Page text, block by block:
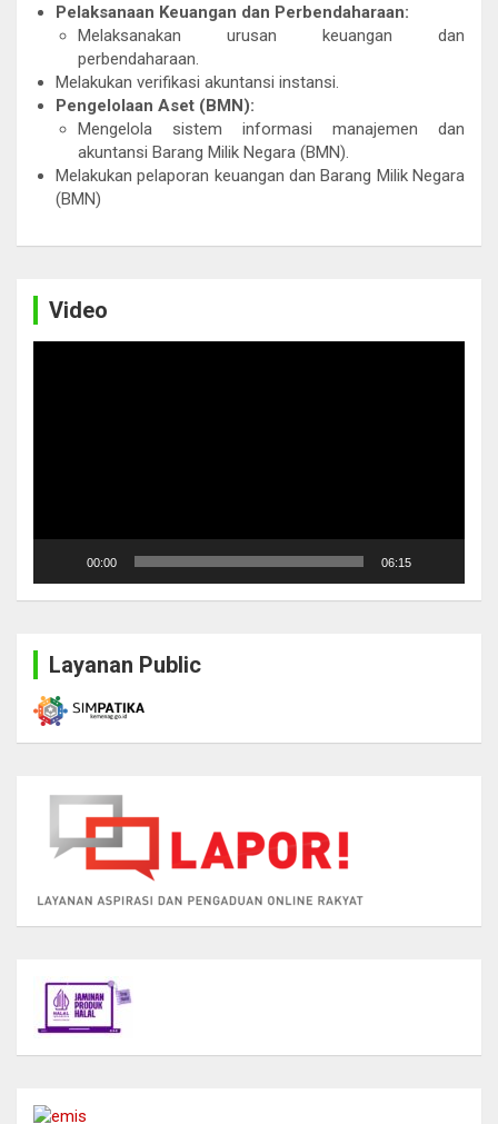
Pelaksanaan Keuangan dan Perbendaharaan:
Melaksanakan urusan keuangan dan
perbendaharaan.
Melakukan verifikasi akuntansi instansi.
Pengelolaan Aset (BMN):
Mengelola sistem informasi manajemen dan
akuntansi Barang Milik Negara (BMN).
Melakukan pelaporan keuangan dan Barang Milik Negara
(BMN)
Video
00:00 06:15
Layanan Public